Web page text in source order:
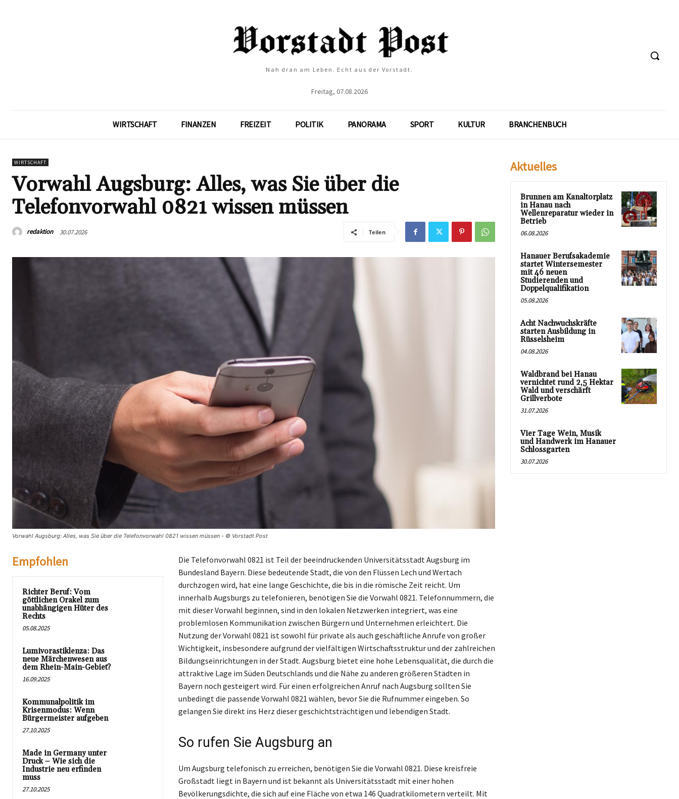
Nah dran am Leben. Echt aus der Vorstadt.
Freitag, 07.08.2026
WIRTSCHAFT FINANZEN FREIZEIT POLITIK PANORAMA SPORT KULTUR BRANCHENBUCH
WIRTSCHAFT
Vorwahl Augsburg: Alles, was Sie über die
Telefonvorwahl 0821 wissen müssen
redaktion 30.07.2026 Teilen
Vorwahl Augsburg: Alles, was Sie über die Telefonvorwahl 0821 wissen müssen - © Vorstadt Post
Empfohlen
Richter Beruf: Vom
göttlichen Orakel zum
unabhängigen Hüter des
Rechts
05.08.2025
Lumivorastiklenza: Das
neue Märchenwesen aus
dem Rhein-Main-Gebiet?
16.09.2025
Kommunalpolitik im
Krisenmodus: Wenn
Bürgermeister aufgeben
27.10.2025
Made in Germany unter
Druck – Wie sich die
Industrie neu erfinden
muss
27.10.2025
Die Telefonvorwahl 0821 ist Teil der beeindruckenden Universitätsstadt Augsburg im
Bundesland Bayern. Diese bedeutende Stadt, die von den Flüssen Lech und Wertach
durchzogen wird, hat eine lange Geschichte, die bis in die römische Zeit reicht. Um
innerhalb Augsburgs zu telefonieren, benötigen Sie die Vorwahl 0821. Telefonnummern, die
mit dieser Vorwahl beginnen, sind in den lokalen Netzwerken integriert, was eine
problemlosen Kommunikation zwischen Bürgern und Unternehmen erleichtert. Die
Nutzung der Vorwahl 0821 ist sowohl für private als auch geschäftliche Anrufe von großer
Wichtigkeit, insbesondere aufgrund der vielfältigen Wirtschaftsstruktur und der zahlreichen
Bildungseinrichtungen in der Stadt. Augsburg bietet eine hohe Lebensqualität, die durch die
attraktive Lage im Süden Deutschlands und die Nähe zu anderen größeren Städten in
Bayern noch gesteigert wird. Für einen erfolgreichen Anruf nach Augsburg sollten Sie
unbedingt die passende Vorwahl 0821 wählen, bevor Sie die Rufnummer eingeben. So
gelangen Sie direkt ins Herz dieser geschichtsträchtigen und lebendigen Stadt.
So rufen Sie Augsburg an
Um Augsburg telefonisch zu erreichen, benötigen Sie die Vorwahl 0821. Diese kreisfreie
Großstadt liegt in Bayern und ist bekannt als Universitätsstadt mit einer hohen
Bevölkerungsdichte, die sich auf eine Fläche von etwa 146 Quadratkilometern verteilt. Mit
Aktuelles
Brunnen am Kanaltorplatz
in Hanau nach
Wellenreparatur wieder in
Betrieb
06.08.2026
Hanauer Berufsakademie
startet Wintersemester
mit 46 neuen
Studierenden und
Doppelqualifikation
05.08.2026
Acht Nachwuchskräfte
starten Ausbildung in
Rüsselsheim
04.08.2026
Waldbrand bei Hanau
vernichtet rund 2,5 Hektar
Wald und verschärft
Grillverbote
31.07.2026
Vier Tage Wein, Musik
und Handwerk im Hanauer
Schlossgarten
30.07.2026